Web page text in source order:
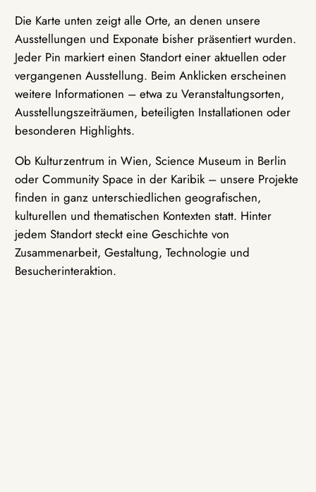
Die Karte unten zeigt alle Orte, an denen unsere
Ausstellungen und Exponate bisher präsentiert wurden.
Jeder Pin markiert einen Standort einer aktuellen oder
vergangenen Ausstellung. Beim Anklicken erscheinen
weitere Informationen – etwa zu Veranstaltungsorten,
Ausstellungszeiträumen, beteiligten Installationen oder
besonderen Highlights.
Ob Kulturzentrum in Wien, Science Museum in Berlin
oder Community Space in der Karibik – unsere Projekte
finden in ganz unterschiedlichen geografischen,
kulturellen und thematischen Kontexten statt. Hinter
jedem Standort steckt eine Geschichte von
Zusammenarbeit, Gestaltung, Technologie und
Besucherinteraktion.